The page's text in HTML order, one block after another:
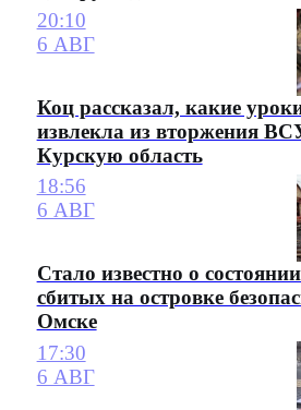
20:10
6 АВГ
Коц рассказал, какие
извлекла из вторжения
Курскую область
18:56
6 АВГ
Стало известно о
сбитых на островке
Омске
17:30
6 АВГ